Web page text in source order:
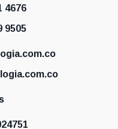
4676
9505